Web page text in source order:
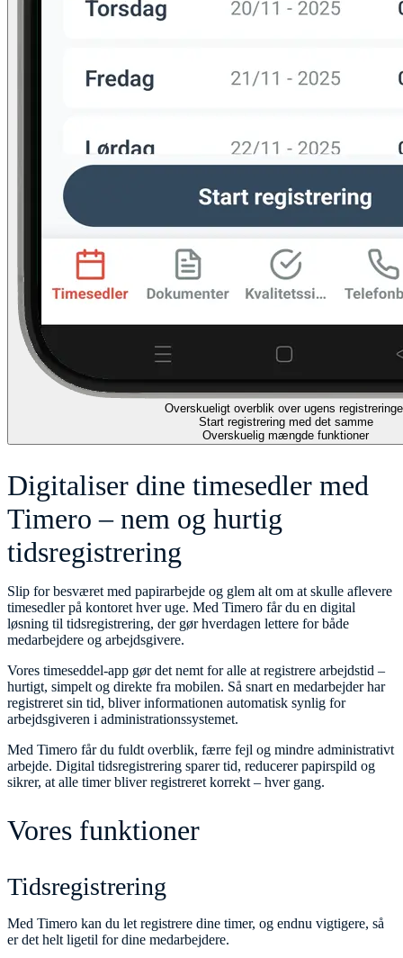
Overskueligt overblik over ugens
Start registrering med det samme
Overskuelig mængde funktioner
Digitaliser dine timesedler med
Timero – nem og hurtig
tidsregistrering
Slip for besværet med papirarbejde og glem alt om at skulle aflevere
timesedler på kontoret hver uge. Med Timero får du en digital
løsning til tidsregistrering, der gør hverdagen lettere for både
medarbejdere og arbejdsgivere.
Vores timeseddel-app gør det nemt for alle at registrere arbejdstid –
hurtigt, simpelt og direkte fra mobilen. Så snart en medarbejder har
registreret sin tid, bliver informationen automatisk synlig for
arbejdsgiveren i administrationssystemet.
Med Timero får du fuldt overblik, færre fejl og mindre administrativt
arbejde. Digital tidsregistrering sparer tid, reducerer papirspild og
sikrer, at alle timer bliver registreret korrekt – hver gang.
Vores funktioner
Tidsregistrering
Med Timero kan du let registrere dine timer, og endnu vigtigere, så
er det helt ligetil for dine medarbejdere.